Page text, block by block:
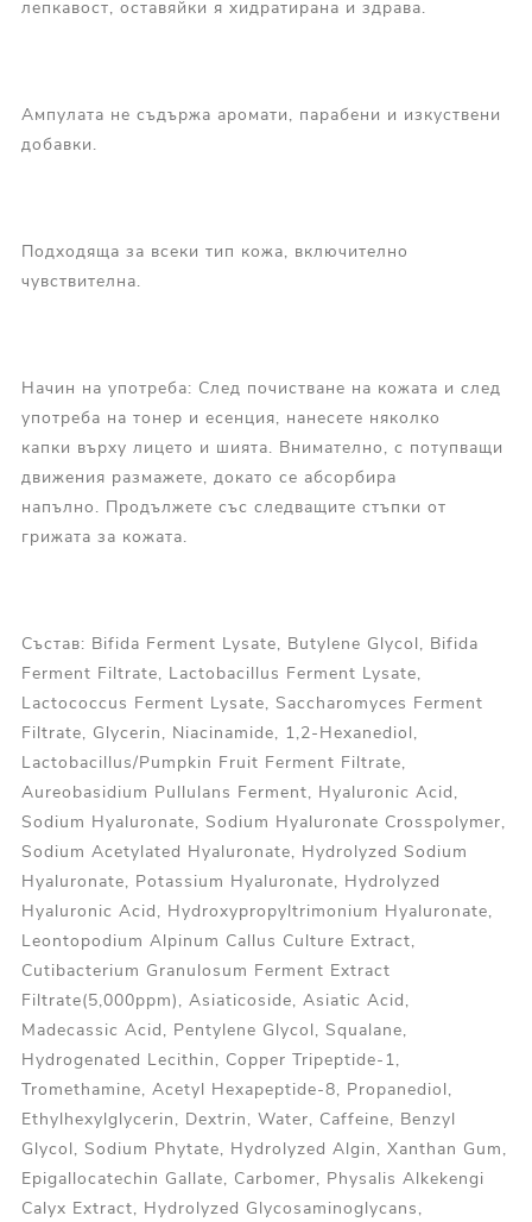
лепкавост, оставяйки я хидратирана и здрава.
Ампулата не съдържа аромати, парабени и изкуствени
добавки.
Подходяща за всеки тип кожа, включително
чувствителна.
Начин на употреба: След почистване на кожата и след
употреба на тонер и есенция, нанесете няколко
капки върху лицето и шията. Внимателно, с потупващи
движения размажете, докато се абсорбира
напълно. Продължете със следващите стъпки от
грижата за кожата.
Състав: Bifida Ferment Lysate, Butylene Glycol, Bifida
Ferment Filtrate, Lactobacillus Ferment Lysate,
Lactococcus Ferment Lysate, Saccharomyces Ferment
Filtrate, Glycerin, Niacinamide, 1,2-Hexanediol,
Lactobacillus/Pumpkin Fruit Ferment Filtrate,
Aureobasidium Pullulans Ferment, Hyaluronic Acid,
Sodium Hyaluronate, Sodium Hyaluronate Crosspolymer,
Sodium Acetylated Hyaluronate, Hydrolyzed Sodium
Hyaluronate, Potassium Hyaluronate, Hydrolyzed
Hyaluronic Acid, Hydroxypropyltrimonium Hyaluronate,
Leontopodium Alpinum Callus Culture Extract,
Cutibacterium Granulosum Ferment Extract
Filtrate(5,000ppm), Asiaticoside, Asiatic Acid,
Madecassic Acid, Pentylene Glycol, Squalane,
Hydrogenated Lecithin, Copper Tripeptide-1,
Tromethamine, Acetyl Hexapeptide-8, Propanediol,
Ethylhexylglycerin, Dextrin, Water, Caffeine, Benzyl
Glycol, Sodium Phytate, Hydrolyzed Algin, Xanthan Gum,
Epigallocatechin Gallate, Carbomer, Physalis Alkekengi
Calyx Extract, Hydrolyzed Glycosaminoglycans,